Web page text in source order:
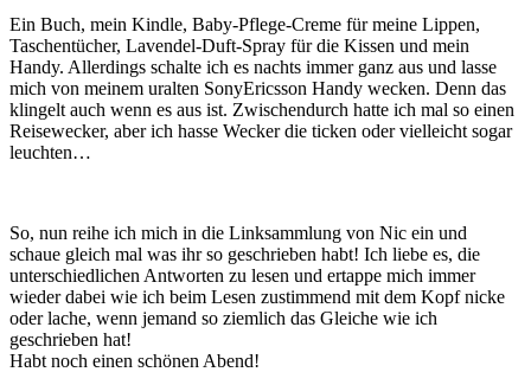
Ein Buch, mein Kindle, Baby-Pflege-Creme für meine Lippen,
Taschentücher, Lavendel-Duft-Spray für die Kissen und mein
Handy. Allerdings schalte ich es nachts immer ganz aus und lasse
mich von meinem uralten SonyEricsson Handy wecken. Denn das
klingelt auch wenn es aus ist. Zwischendurch hatte ich mal so einen
Reisewecker, aber ich hasse Wecker die ticken oder vielleicht sogar
leuchten…
So, nun reihe ich mich in die Linksammlung von Nic ein und
schaue gleich mal was ihr so geschrieben habt! Ich liebe es, die
unterschiedlichen Antworten zu lesen und ertappe mich immer
wieder dabei wie ich beim Lesen zustimmend mit dem Kopf nicke
oder lache, wenn jemand so ziemlich das Gleiche wie ich
geschrieben hat!
Habt noch einen schönen Abend!